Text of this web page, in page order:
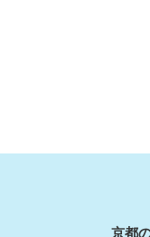
京都